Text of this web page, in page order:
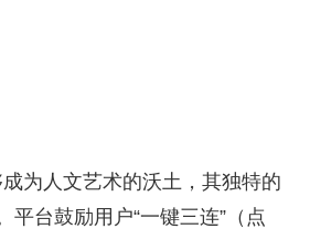
为人文艺术的沃土，其独特的
平台鼓励用户“一键三连”（点